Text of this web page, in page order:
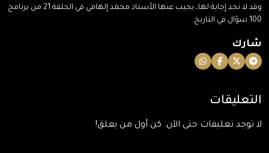
وقد لا نجد إجابة لها، يجيب عنها الأستاذ محمد إلهامي في الحلقة 21 من برنامج
100 سؤال في التاريخ.
شارك
التعليقات
لا توجد تعليقات حتى الآن. كن أول من يعلق!